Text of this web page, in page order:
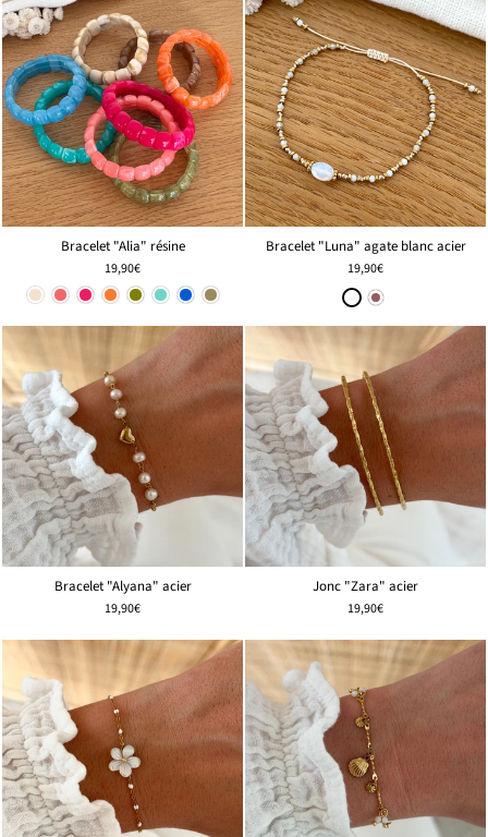
Bracelet "Alia" résine
19,90€
Bracelet "Luna" agate blanc acier
19,90€
Bracelet "Alyana" acier
19,90€
Jonc "Zara" acier
19,90€